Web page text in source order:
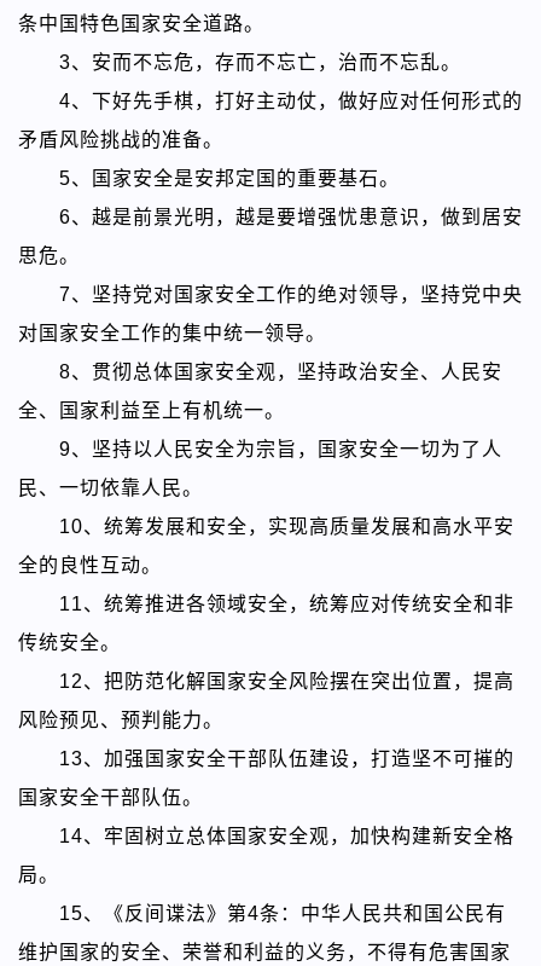
条中国特色国家安全道路。
3、安而不忘危，存而不忘亡，治而不忘乱。
4、下好先手棋，打好主动仗，做好应对任何形式的
矛盾风险挑战的准备。
5、国家安全是安邦定国的重要基石。
6、越是前景光明，越是要增强忧患意识，做到居安
思危。
7、坚持党对国家安全工作的绝对领导，坚持党中央
对国家安全工作的集中统一领导。
8、贯彻总体国家安全观，坚持政治安全、人民安
全、国家利益至上有机统一。
9、坚持以人民安全为宗旨，国家安全一切为了人
民、一切依靠人民。
10、统筹发展和安全，实现高质量发展和高水平安
全的良性互动。
11、统筹推进各领域安全，统筹应对传统安全和非
传统安全。
12、把防范化解国家安全风险摆在突出位置，提高
风险预见、预判能力。
13、加强国家安全干部队伍建设，打造坚不可摧的
国家安全干部队伍。
14、牢固树立总体国家安全观，加快构建新安全格
局。
15、
《反间谍法》 第4条：中华人民共和国公民有
维护国家的安全、荣誉和利益的义务，不得有危害国家